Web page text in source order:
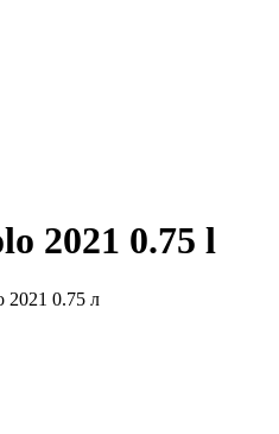
2021 0.75 l
2021 0.75 л